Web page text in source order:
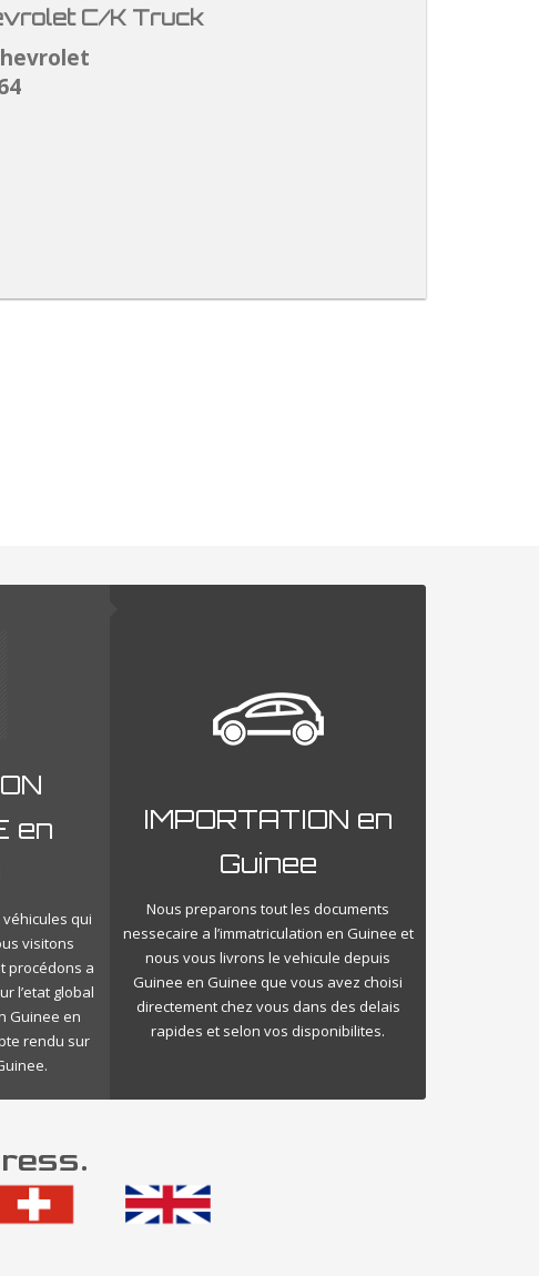
C/K Truck
en
qui
visitons
procédons a
l’etat global
Guinee en
rendu sur
IMPORTATION en
Guinee
Nous preparons tout les documents
nessecaire a l’immatriculation en Guinee et
nous vous livrons le vehicule depuis
Guinee en Guinee que vous avez choisi
directement chez vous dans des delais
rapides et selon vos disponibilites.